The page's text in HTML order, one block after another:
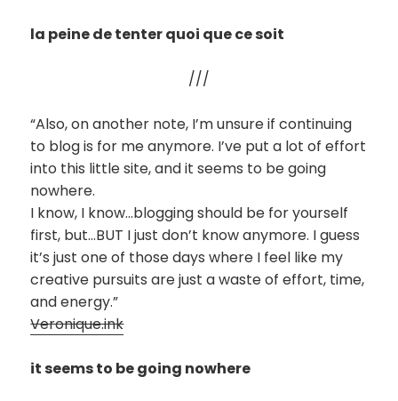
la peine de tenter quoi que ce soit
///
“Also, on another note, I’m unsure if continuing
to blog is for me anymore. I’ve put a lot of effort
into this little site, and it seems to be going
nowhere.
I know, I know…blogging should be for yourself
first, but…BUT I just don’t know anymore. I guess
it’s just one of those days where I feel like my
creative pursuits are just a waste of effort, time,
and energy.”
Veronique.ink
it seems to be going nowhere